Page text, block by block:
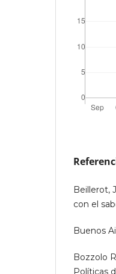
Beillerot,
con el
Buenos
Bozzolo
Políticas